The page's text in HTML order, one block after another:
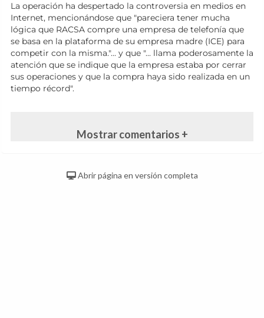
La operación ha despertado la controversia en medios en
Internet, mencionándose que "pareciera tener mucha
lógica que RACSA compre una empresa de telefonía que
se basa en la plataforma de su empresa madre (ICE) para
competir con la misma."... y que "... llama poderosamente la
atención que se indique que la empresa estaba por cerrar
sus operaciones y que la compra haya sido realizada en un
tiempo récord".
Mostrar comentarios +
Abrir página en versión completa